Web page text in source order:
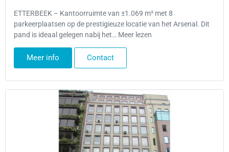
ETTERBEEK – Kantoorruimte van ±1.069 m² met 8
parkeerplaatsen op de prestigieuze locatie van het Arsenal. Dit
pand is ideaal gelegen nabij het… Meer lezen
Meer info Contact